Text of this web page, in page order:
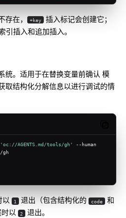
在， +key 插入标记会创建它；
引插入和追加插入。
统。适用于在替换变量前确认 模
取结构化分解信息以进行调试的情
'oc://AGENTS.md/tools/gh'
--human
gh
以 1 退出（包含结构化的 code 和
以 2 退出。